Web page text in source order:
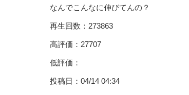
なんでこんなに伸びてんの？
再生回数：273863
高評価：27707
低評価：
投稿日：04/14 04:34